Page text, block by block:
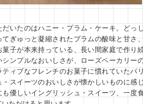
だいたのはハニー・プラム・ケーキ。どっ
てぎゅっと凝縮されたプラムの酸味と甘さ
菓子が本来持っている、長い間家庭で作り
シンプルなおいしさが、ローズベーカリー
ティブなフレンチのお菓子に慣れていたパ
・スイーツのおいしさが懐かしいものに感
も優しいイングリッシュ・スイーツ、一度